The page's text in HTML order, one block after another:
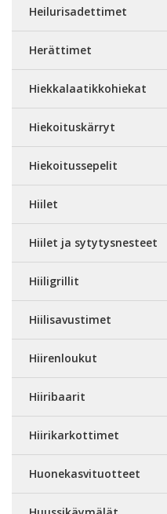
Heilurisadettimet
Herättimet
Hiekkalaatikkohiekat
Hiekoituskärryt
Hiekoitussepelit
Hiilet
Hiilet ja sytytysnesteet
Hiiligrillit
Hiilisavustimet
Hiirenloukut
Hiiribaarit
Hiirikarkottimet
Huonekasvituotteet